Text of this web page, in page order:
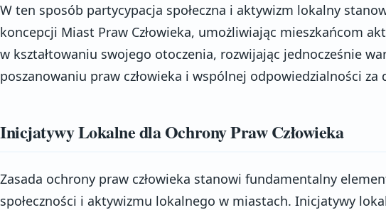
W ten sposób partycypacja społeczna i aktywizm lokalny
koncepcji Miast Praw Człowieka, umożliwiając mieszkańcom
w kształtowaniu swojego otoczenia, rozwijając jednocześnie
poszanowaniu praw człowieka i wspólnej odpowiedzialności za
Inicjatywy Lokalne dla Ochrony Praw Człowieka
Zasada ochrony praw człowieka stanowi fundamentalny
społeczności i aktywizmu lokalnego w miastach. Inicjatywy